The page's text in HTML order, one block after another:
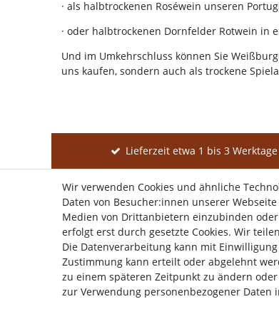
· als halbtrockenen Roséwein unseren
· oder halbtrockenen Dornfelder Rotwein in
Und im Umkehrschluss können Sie
uns kaufen, sondern auch als trockene
Lieferzeit etwa 1 bis 3 Werktage
Shop
Wir verwenden Cookies und ähnliche
Daten von Besucher:innen unserer
Medien von Drittanbietern einzubinden
erfolgt erst durch gesetzte Cookies. Wir
Die Datenverarbeitung kann mit
Zustimmung kann erteilt oder abgelehnt
zu einem späteren Zeitpunkt zu ändern
zur Verwendung personenbezogener Daten